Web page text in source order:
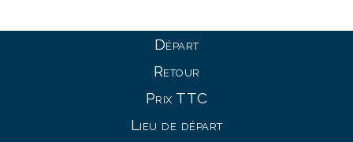
Départ
Retour
Prix TTC
Lieu de départ